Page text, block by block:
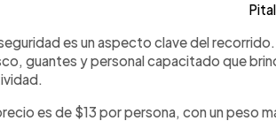
Pital
es un aspecto clave del
guantes y personal capacitado que
es de $13 por persona, con un peso